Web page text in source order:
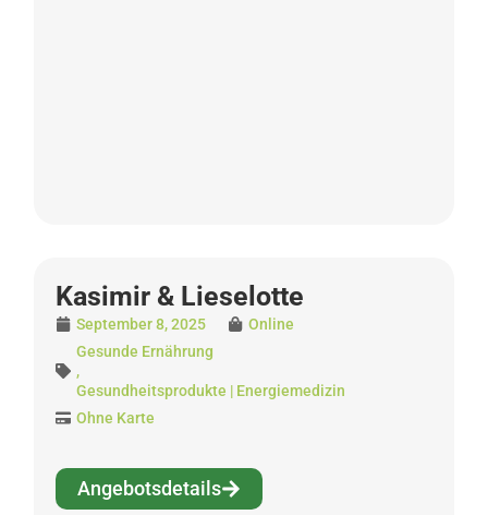
Kasimir & Lieselotte
September 8, 2025
Online
Gesunde Ernährung
,
Gesundheitsprodukte | Energiemedizin
Ohne Karte
Angebotsdetails